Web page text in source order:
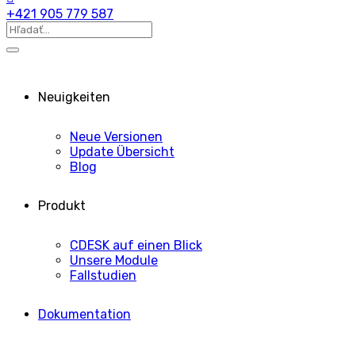
+421 905 779 587
Neuigkeiten
Neue Versionen
Update Übersicht
Blog
Produkt
CDESK auf einen Blick
Unsere Module
Fallstudien
Dokumentation